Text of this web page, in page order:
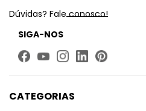
Dúvidas? Fale conosco!
SIGA-NOS
CATEGORIAS